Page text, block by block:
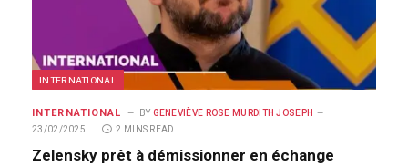
INTERNATIONAL
INTERNATIONAL BY GENEVIÈVE ROSE MURDITH JOSEPH
23/02/2025
2 MINS READ
Zelensky prêt à démissionner en échange